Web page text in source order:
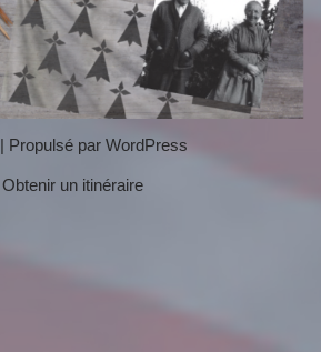
| Propulsé par WordPress
Obtenir un itinéraire